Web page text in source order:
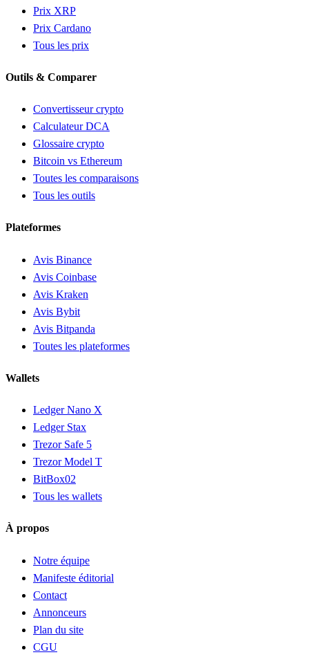
Prix XRP
Prix Cardano
Tous les prix
Outils & Comparer
Convertisseur crypto
Calculateur DCA
Glossaire crypto
Bitcoin vs Ethereum
Toutes les comparaisons
Tous les outils
Plateformes
Avis Binance
Avis Coinbase
Avis Kraken
Avis Bybit
Avis Bitpanda
Toutes les plateformes
Wallets
Ledger Nano X
Ledger Stax
Trezor Safe 5
Trezor Model T
BitBox02
Tous les wallets
À propos
Notre équipe
Manifeste éditorial
Contact
Annonceurs
Plan du site
CGU